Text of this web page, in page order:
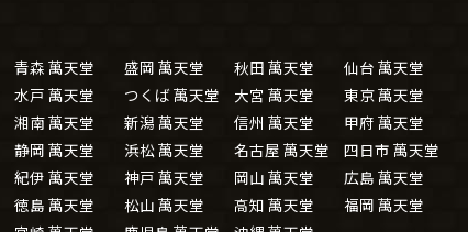
青森 萬天堂 盛岡 萬天堂 秋田 萬天堂
仙台 萬天堂
水戸 萬天堂 つくば 萬天堂 大宮 萬天堂
東京 萬天堂
湘南 萬天堂 新潟 萬天堂 信州 萬天堂
甲府 萬天堂
静岡 萬天堂 浜松 萬天堂 名古屋 萬天堂
四日市 萬天堂
紀伊 萬天堂 神戸 萬天堂 岡山 萬天堂
広島 萬天堂
徳島 萬天堂 松山 萬天堂 高知 萬天堂
福岡 萬天堂